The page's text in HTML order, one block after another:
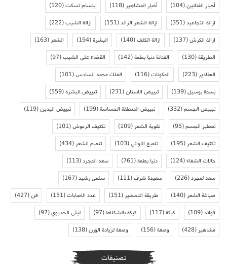
أخبار الفنانين(104) أخبار المشاهير(118) ابتسام تسكت(120)
ازالة التجاعيد(351) ازالة الشعر الزائد(151) ازالة الشيب(222)
ازالة الكرش(137) ازالة الكلف(140) البشرة(194) الشعر(163)
الطريقة(130) الفنانة دنيا بطمة(142) القضاء على الشيب(97)
المقادير(223) المكونات(116) الملك محمد السادس(101)
بسمة بوسيل(139) تبييض الاسنان(231) تبييض البشرة(559)
تبييض الجسم(332) تبييض المنطقة الحساسة(199) تبييض اليدين(119)
تعطير الجسم(95) تقوية الشعر(109) تكثيف الرموش(101)
تكثيف الشعر(195) تلميع الاواني(103) تنعيم الشعر(434)
حالات الشفاء(124) دنيا بطمة(761) سعد المجرد(113)
سعد لمجرد(226) سعيدة شرف(111) سلمى رشيد(167)
صباغة الشعر(140) طريقة التحضير(151) عدد الاصابات(151) فن(427)
فوائد(109) كيكة(117) كيكة بالشكلاط(97) ليلى الحديوي(97)
مشاهير(428) وصفة(156) وصفة لزيادة الوزن(138)
تصنيفات